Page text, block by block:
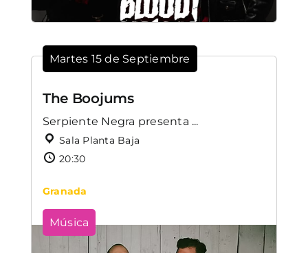
Martes 15 de Septiembre
The Boojums
Serpiente Negra presenta ...
Sala Planta Baja
20:30
Granada
Música